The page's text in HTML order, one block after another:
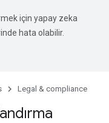
için yapay zeka
hata olabilir.
Legal & compliance